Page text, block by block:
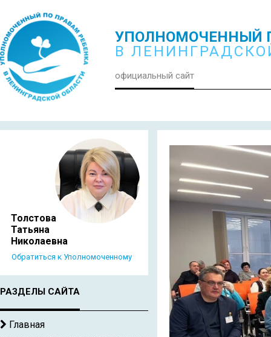
УПОЛНОМОЧЕННЫЙ
В
официальный сайт
Толстова
Татьяна
Николаевна
Обратиться к Уполномоченному
РАЗДЕЛЫ САЙТА
Главная